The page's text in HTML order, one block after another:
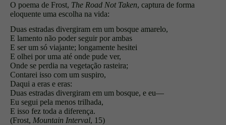
O poema de Frost, The Road Not Taken, captura de forma
eloquente uma escolha na vida:
Duas estradas divergiram em um bosque amarelo,
E lamento não poder seguir por ambas
E ser um só viajante; longamente hesitei
E olhei por uma até onde pude ver,
Onde se perdia na vegetação rasteira;
Contarei isso com um suspiro,
Daqui a eras e eras:
Duas estradas divergiram em um bosque, e eu—
Eu segui pela menos trilhada,
E isso fez toda a diferença.
(Frost, Mountain Interval, 15)